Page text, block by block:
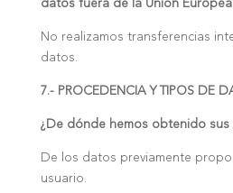
No realizamos transferencias
datos.
7.- PROCEDENCIA Y TIPOS DE
¿De dónde hemos obtenido sus
De los datos previamente
usuario.